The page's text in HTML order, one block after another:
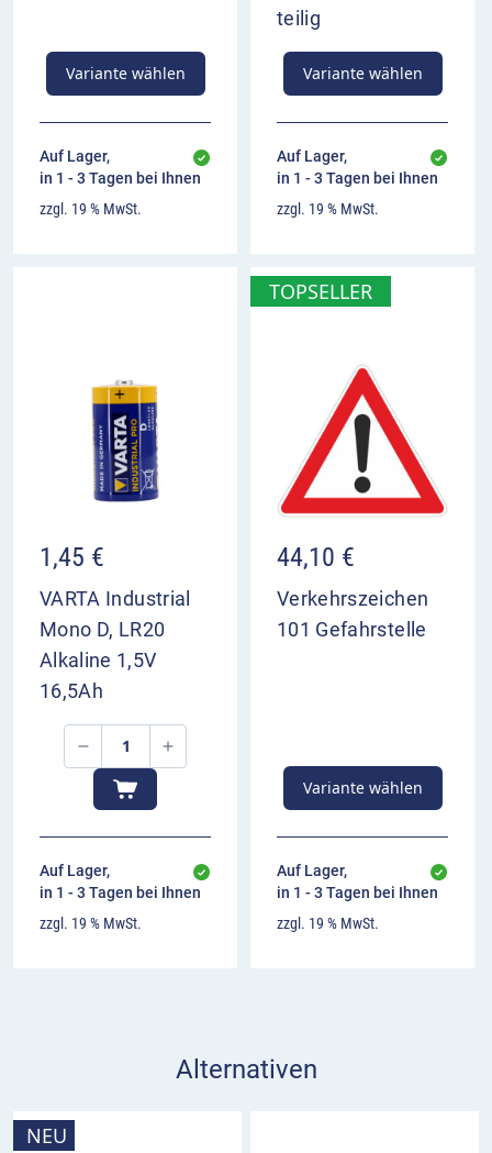
quergestreiften rot-weißen Reflexfolie beklebt. Die
Folie Typ RA2 sorgt für optimale Sichtbarkeit bei
Nacht. Das gelbe Leuchtengehäuse trägt
ebenfalls zu einer guten Erkennbarkeit bei.
Variante wählen
Auf Lager,
in 1 - 3 Tagen bei Ihnen
zzgl. 19 % MwSt.
teilig
Variante wählen
Auf Lager,
in 1 - 3 Tagen bei Ihnen
zzgl. 19 % MwSt.
1,45 €
VARTA Industrial
Mono D, LR20
Alkaline 1,5V
16,5Ah
Auf Lager,
in 1 - 3 Tagen bei Ihnen
zzgl. 19 % MwSt.
TOPSELLER
44,10 €
Verkehrszeichen
101 Gefahrstelle
Variante wählen
Auf Lager,
in 1 - 3 Tagen bei Ihnen
zzgl. 19 % MwSt.
Alternativen
NEU